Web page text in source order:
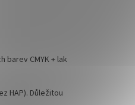
CMYK + lak
HAP). Důležitou